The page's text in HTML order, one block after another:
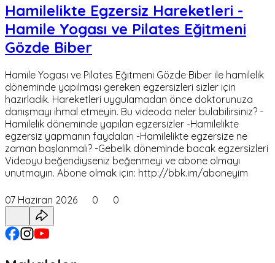
Hamilelikte Egzersiz Hareketleri -
Hamile Yogası ve Pilates Eğitmeni
Gözde Biber
Hamile Yogası ve Pilates Eğitmeni Gözde Biber ile hamilelik
döneminde yapılması gereken egzersizleri sizler için
hazırladık. Hareketleri uygulamadan önce doktorunuza
danışmayı ihmal etmeyin. Bu videoda neler bulabilirsiniz? -
Hamilelik döneminde yapılan egzersizler -Hamilelikte
egzersiz yapmanın faydaları -Hamilelikte egzersize ne
zaman başlanmalı? -Gebelik döneminde bacak egzersizleri
Videoyu beğendiyseniz beğenmeyi ve abone olmayı
unutmayın. Abone olmak için: http://bbk.im/aboneyim
07 Haziran 2026 0 0